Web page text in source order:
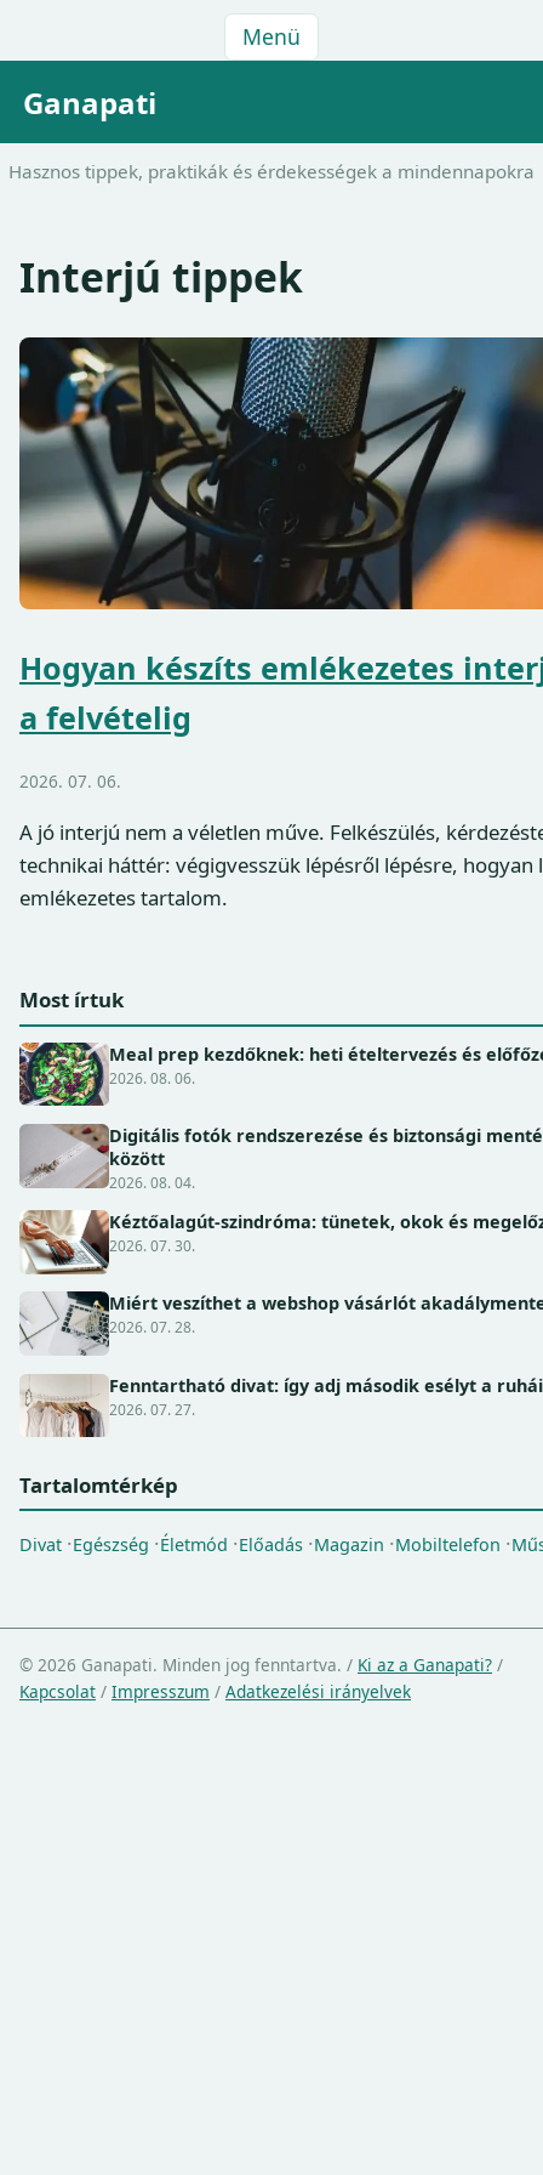
Menü
Ganapati
Hasznos tippek, praktikák és érdekességek a mindennapokra
Interjú tippek
Hogyan készíts emlékezetes
a felvételig
2026. 07. 06.
A jó interjú nem a véletlen műve. Felkészülés,
technikai háttér: végigvesszük lépésről lépésre, hogyan
emlékezetes tartalom.
Most írtuk
Meal prep kezdőknek: heti ételtervezés és
2026. 08. 06.
Digitális fotók rendszerezése és biztonsági
között
2026. 08. 04.
Kéztőalagút-szindróma: tünetek, okok és
2026. 07. 30.
Miért veszíthet a webshop vásárlót
2026. 07. 28.
Fenntartható divat: így adj második esélyt a
2026. 07. 27.
Tartalomtérkép
Divat Egészség Életmód Előadás Magazin Mobiltelefon
© 2026 Ganapati. Minden jog fenntartva. / Ki az a Ganapati? /
Kapcsolat / Impresszum / Adatkezelési irányelvek